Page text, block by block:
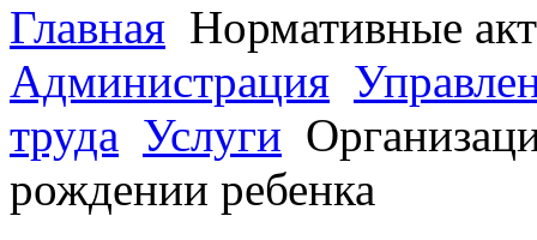
Главная Нормативные
Администрация
труда Услуги
рождении ребенка​